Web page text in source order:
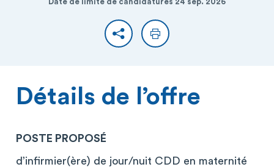
PartagerImprimer
Détails de l’offre
POSTE PROPOSÉ
d’infirmier(ère) de jour/nuit CDD en maternité